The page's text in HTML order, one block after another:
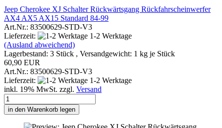
Jeep Cherokee XJ Schalter Rückwärtsgang Rückfahrscheinwerfer
AX4 AX5 AX15 Standard 84-99
Art.Nr.: 83500629-STD-V3
Lieferzeit:
1-2 Werktage
(Ausland abweichend)
Lagerbestand: 3 Stück , Versandgewicht: 1 kg je Stück
60,90 EUR
Art.Nr.: 83500629-STD-V3
Lieferzeit:
1-2 Werktage
inkl. 19% MwSt. zzgl. Versand
in den Warenkorb legen